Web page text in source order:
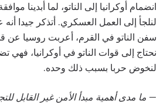
انضمام أوكرانيا إلى الناتو، لما أبدينا
لنلجأ إلى العمل العسكري. أتذكر جيدا
سفن الناتو في القرم، أعربت روسيا عن
نحتاج إلى قوات الناتو في أوكرانيا، فهي
لنخوض حربا بسبب ذلك وحده.
— ما مدى أهمية مبدأ الأمن غير القابل